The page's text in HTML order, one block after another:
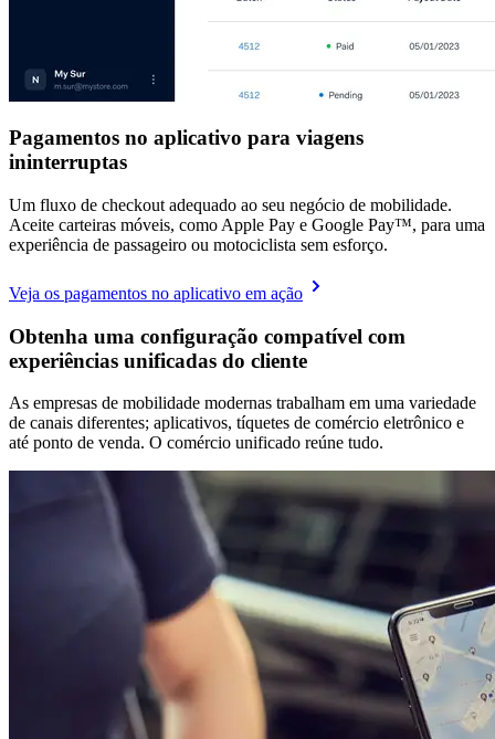
Pagamentos no aplicativo para viagens
ininterruptas
Um fluxo de checkout adequado ao seu negócio de mobilidade.
Aceite carteiras móveis, como Apple Pay e Google Pay™️, para uma
experiência de passageiro ou motociclista sem esforço.
Veja os pagamentos no aplicativo em ação
Obtenha uma configuração compatível com
experiências unificadas do cliente
As empresas de mobilidade modernas trabalham em uma variedade
de canais diferentes; aplicativos, tíquetes de comércio eletrônico e
até ponto de venda. O comércio unificado reúne tudo.